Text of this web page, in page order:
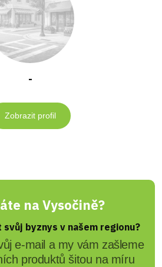
-
Zobrazit profil
na Vysočině?
byznys v našem regionu?
e-mail a my vám zašleme
produktů šitou na míru